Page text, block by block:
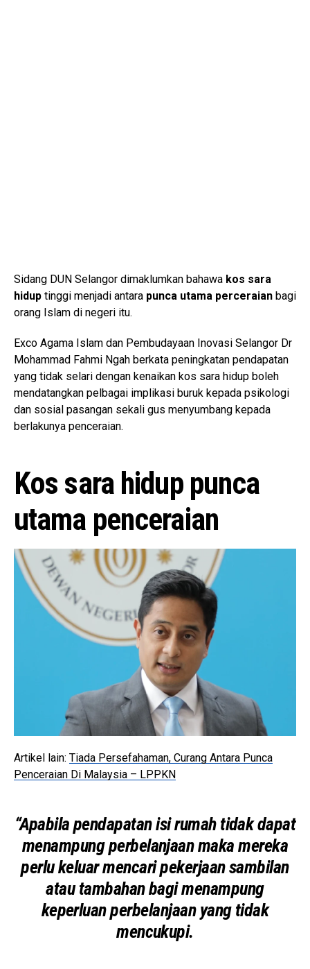
Sidang DUN Selangor dimaklumkan bahawa kos sara
hidup tinggi menjadi antara punca utama perceraian bagi
orang Islam di negeri itu.
Exco Agama Islam dan Pembudayaan Inovasi Selangor Dr
Mohammad Fahmi Ngah berkata peningkatan pendapatan
yang tidak selari dengan kenaikan kos sara hidup boleh
mendatangkan pelbagai implikasi buruk kepada psikologi
dan sosial pasangan sekali gus menyumbang kepada
berlakunya penceraian.
Kos sara hidup punca
utama penceraian
Artikel lain: Tiada Persefahaman, Curang Antara Punca
Penceraian Di Malaysia – LPPKN
“Apabila pendapatan isi rumah tidak dapat
menampung perbelanjaan maka mereka
perlu keluar mencari pekerjaan sambilan
atau tambahan bagi menampung
keperluan perbelanjaan yang tidak
mencukupi.